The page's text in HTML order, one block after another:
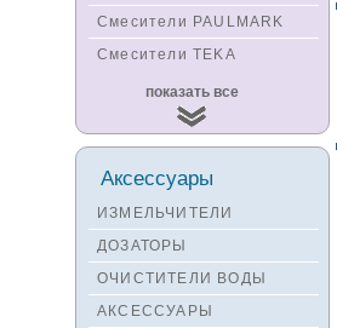
Смесители PAULMARK
Смесители TEKA
Смесители
KUCHENSTERN
Смесители ZORG
Смесители KANTERA
Смесители SEAMAN
Смесители
Zigmund&Shtain
Смесители OULIN
показать все
Аксессуары
ИЗМЕЛЬЧИТЕЛИ
ДОЗАТОРЫ
ОЧИСТИТЕЛИ ВОДЫ
АКСЕССУАРЫ